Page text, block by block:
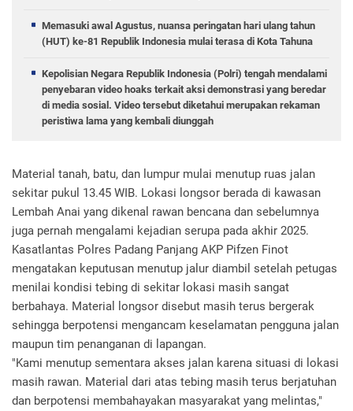
Memasuki awal Agustus, nuansa peringatan hari ulang tahun
(HUT) ke-81 Republik Indonesia mulai terasa di Kota Tahuna
Kepolisian Negara Republik Indonesia (Polri) tengah mendalami
penyebaran video hoaks terkait aksi demonstrasi yang beredar
di media sosial. Video tersebut diketahui merupakan rekaman
peristiwa lama yang kembali diunggah
Material tanah, batu, dan lumpur mulai menutup ruas jalan
sekitar pukul 13.45 WIB. Lokasi longsor berada di kawasan
Lembah Anai yang dikenal rawan bencana dan sebelumnya
juga pernah mengalami kejadian serupa pada akhir 2025.
Kasatlantas Polres Padang Panjang AKP Pifzen Finot
mengatakan keputusan menutup jalur diambil setelah petugas
menilai kondisi tebing di sekitar lokasi masih sangat
berbahaya. Material longsor disebut masih terus bergerak
sehingga berpotensi mengancam keselamatan pengguna jalan
maupun tim penanganan di lapangan.
"Kami menutup sementara akses jalan karena situasi di lokasi
masih rawan. Material dari atas tebing masih terus berjatuhan
dan berpotensi membahayakan masyarakat yang melintas,"